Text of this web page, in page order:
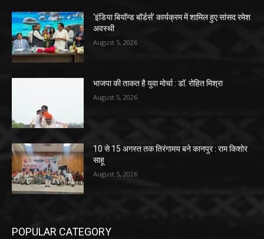
‘इंडिया बियॉन्ड बॉर्डर्स’ कार्यक्रम में शामिल हुए सांसद रमेश
अवस्थी
August 5, 2026
भाजपा की ताकत है युवा मोर्चा : डॉ. रोहित मिश्रा
August 5, 2026
10 से 15 अगस्त तक तिरंगामय बने कानपुर : राम किशोर
साहू
August 5, 2026
POPULAR CATEGORY